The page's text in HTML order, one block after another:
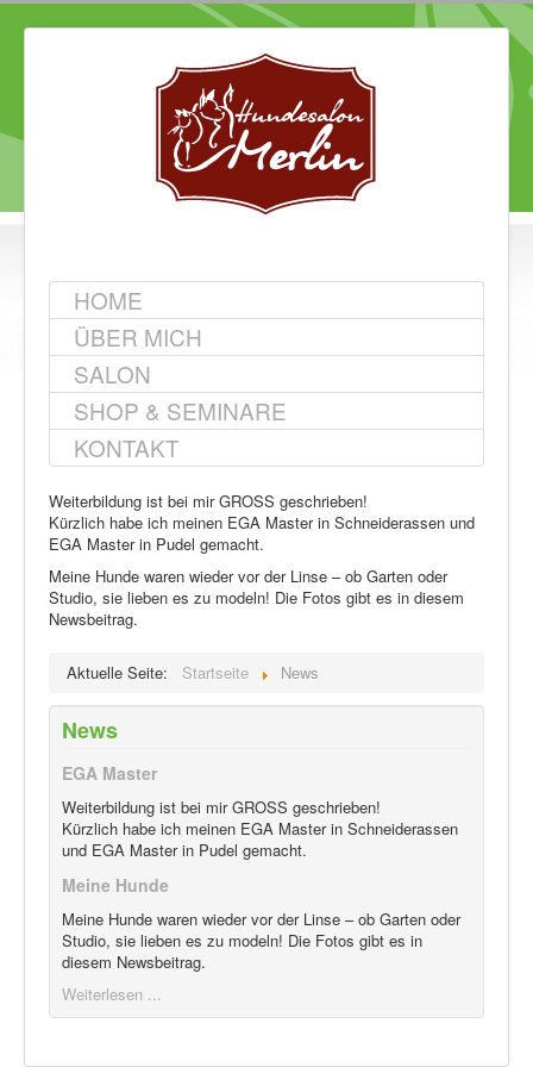
HOME
ÜBER MICH
SALON
SHOP & SEMINARE
KONTAKT
Weiterbildung ist bei mir GROSS geschrieben!
Kürzlich habe ich meinen EGA Master in Schneiderassen und
EGA Master in Pudel gemacht.
Meine Hunde waren wieder vor der Linse – ob Garten oder
Studio, sie lieben es zu modeln! Die Fotos gibt es in diesem
Newsbeitrag.
Aktuelle Seite: Startseite News
News
EGA Master
Weiterbildung ist bei mir GROSS geschrieben!
Kürzlich habe ich meinen EGA Master in Schneiderassen
und EGA Master in Pudel gemacht.
Meine Hunde
Meine Hunde waren wieder vor der Linse – ob Garten oder
Studio, sie lieben es zu modeln! Die Fotos gibt es in
diesem Newsbeitrag.
Weiterlesen ...